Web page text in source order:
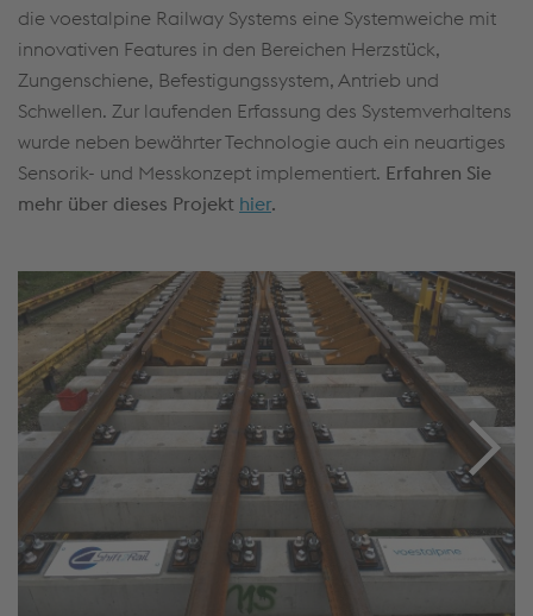
die voestalpine Railway Systems eine Systemweiche mit
innovativen Features in den Bereichen Herzstück,
Zungenschiene, Befestigungssystem, Antrieb und
Schwellen. Zur laufenden Erfassung des Systemverhaltens
wurde neben bewährter Technologie auch ein neuartiges
Sensorik- und Messkonzept implementiert. Erfahren Sie
mehr über dieses Projekt hier.